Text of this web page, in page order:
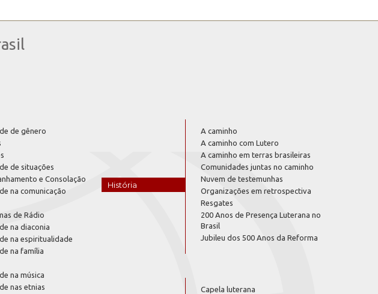
de gênero
de situações
e Consolação
na comunicação
de Rádio
na diaconia
na espiritualidade
na família
na música
nas etnias
História
A caminho
A caminho com Lutero
A caminho em terras brasileiras
Comunidades juntas no caminho
Nuvem de testemunhas
Organizações em retrospectiva
Resgates
200 Anos de Presença Luterana no
Brasil
Jubileu dos 500 Anos da Reforma
Capela luterana